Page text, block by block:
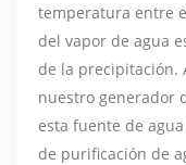
temperatura entre
del vapor de agua
de la precipitación.
nuestro generador
esta fuente de
de purificación de